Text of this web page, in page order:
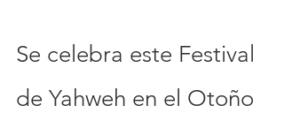
Se celebra este Festival
de Yahweh en el Otoño